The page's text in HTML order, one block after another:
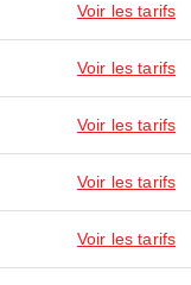
Voir les tarifs
Voir les tarifs
Voir les tarifs
Voir les tarifs
Voir les tarifs